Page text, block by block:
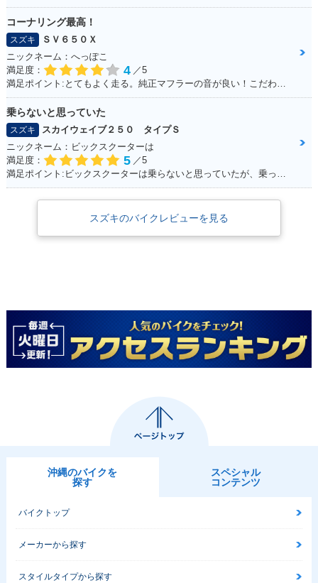
コーナリング最高！
スズキ
ＳＶ６５０Ｘ
ニックネーム：へっぽこ
満足度：
4 ／5
満足ポイント:とてもよく走る。純正マフラーの音が良い！こだわりはへっぽこステッカー！
乗らないと思っていた
スズキ
スカイウェイブ２５０ タイプＳ
ニックネーム：ビックスクーターは
満足度：
5 ／5
満足ポイント:ビックスクーターは乗らないと思っていたが、乗ってみると離れなれなくなった。 運転しやすい！メットイン大きい！走りのストレスもない！ 通勤・通学にぴったりで、とても良い足☆ カスタムパーツも多くて楽しい！結局楽しいオススメの一台になりました！
スズキのバイクレビューを見る
沖縄のバイクを
探す
スペシャル
コンテンツ
バイクトップ
メーカーから探す
スタイルタイプから探す